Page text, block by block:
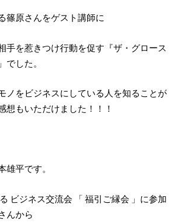
篠原さんをゲスト講師に
手を惹きつけ行動を促す『ザ・グロース
でした。
ノをビジネスにしている人を知ることが
想もいただけました！！！
雄平です。
ビジネス交流会 「 福引ご縁会 」に参加
んから